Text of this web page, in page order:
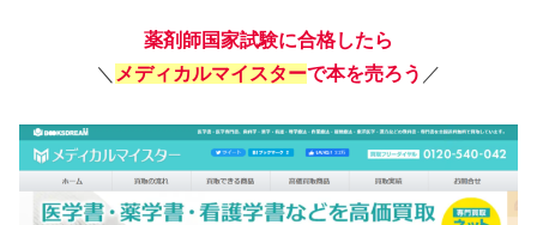
薬剤師国家試験に合格したら
＼ メディカルマイスターで本を売ろう ／